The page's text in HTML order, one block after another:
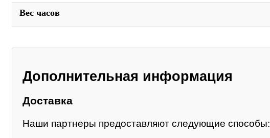
Вес часов
Дополнительная информация
Доставка
Наши партнеры предоставляют следующие способы: